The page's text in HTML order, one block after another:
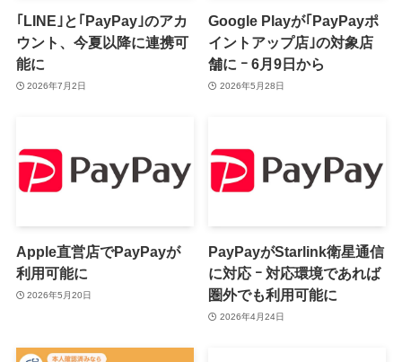
｢LINE｣と｢PayPay｣のアカ
ウント、今夏以降に連携可
能に
2026年7月2日
Google Playが｢PayPayポ
イントアップ店｣の対象店
舗に ｰ 6月9日から
2026年5月28日
Apple直営店でPayPayが
利用可能に
2026年5月20日
PayPayがStarlink衛星通信
に対応 ｰ 対応環境であれば
圏外でも利用可能に
2026年4月24日